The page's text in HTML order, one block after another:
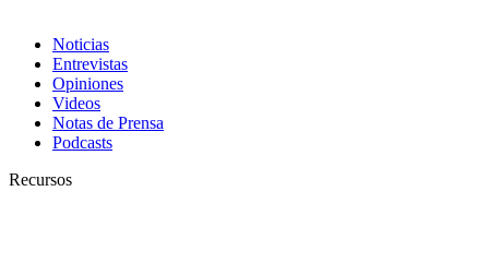
Noticias
Entrevistas
Opiniones
Videos
Notas de Prensa
Podcasts
Recursos